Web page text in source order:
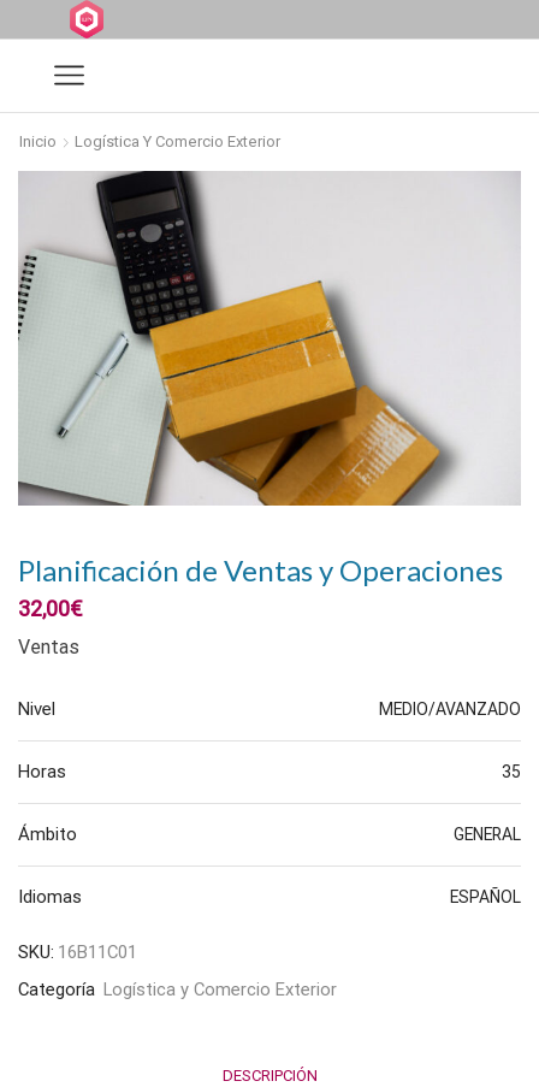
Inicio Logística Y Comercio Exterior
Planificación de Ventas y Operaciones
32,00€
Ventas
Nivel MEDIO/AVANZADO
Horas 35
Ámbito GENERAL
Idiomas ESPAÑOL
SKU: 16B11C01
Categoría Logística y Comercio Exterior
DESCRIPCIÓN